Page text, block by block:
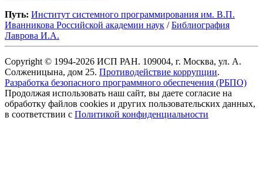
Путь: Институт системного программирования им. В.П.
Иванникова Роcсийской академии наук /Библиография
Лаврова И.А.
Copyright © 1994-2026 ИСП РАН. 109004, г. Москва, ул. А.
Солженицына, дом 25. Противодействие коррупции.
Разработка безопасного программного обеспечения (РБПО)
Продолжая использовать наш сайт, вы даете согласие на
обработку файлов cookies и других пользовательских данных,
в соответствии с Политикой конфиденциальности